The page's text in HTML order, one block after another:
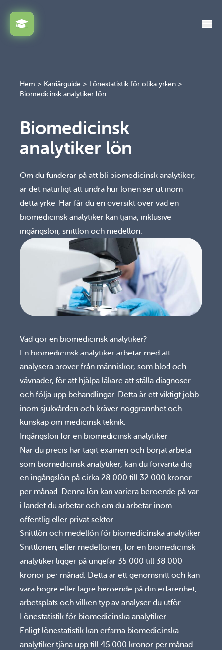
Växla
Hem > Karriärguide > Lönestatistik för olika yrken >
Biomedicinsk analytiker lön
Biomedicinsk
analytiker lön
Om du funderar på att bli biomedicinsk analytiker,
är det naturligt att undra hur lönen ser ut inom
detta yrke. Här får du en översikt över vad en
biomedicinsk analytiker kan tjäna, inklusive
ingångslön, snittlön och medellön.
Vad gör en biomedicinsk analytiker?
En biomedicinsk analytiker arbetar med att
analysera prover från människor, som blod och
vävnader, för att hjälpa läkare att ställa diagnoser
och följa upp behandlingar. Detta är ett viktigt jobb
inom sjukvården och kräver noggrannhet och
kunskap om medicinsk teknik.
Ingångslön för en biomedicinsk analytiker
När du precis har tagit examen och börjat arbeta
som biomedicinsk analytiker, kan du förvänta dig
en ingångslön på cirka 28 000 till 32 000 kronor
per månad. Denna lön kan variera beroende på var
i landet du arbetar och om du arbetar inom
offentlig eller privat sektor.
Snittlön och medellön för biomedicinska analytiker
Snittlönen, eller medellönen, för en biomedicinsk
analytiker ligger på ungefär 35 000 till 38 000
kronor per månad. Detta är ett genomsnitt och kan
vara högre eller lägre beroende på din erfarenhet,
arbetsplats och vilken typ av analyser du utför.
Lönestatistik för biomedicinska analytiker
Enligt lönestatistik kan erfarna biomedicinska
analytiker tjäna upp till 45 000 kronor per månad